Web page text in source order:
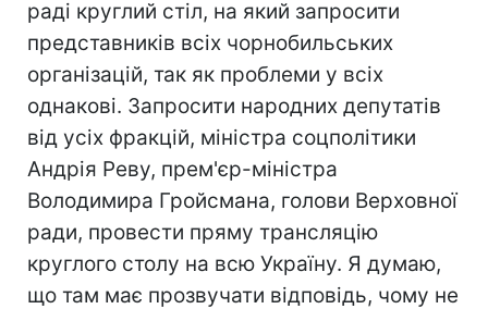
раді круглий стіл, на який запросити
представників всіх чорнобильських
організацій, так як проблеми у всіх
однакові. Запросити народних депутатів
від усіх фракцій, міністра соцполітики
Андрія Реву, прем'єр-міністра
Володимира Гройсмана, голови Верховної
ради, провести пряму трансляцію
круглого столу на всю Україну. Я думаю,
що там має прозвучати відповідь, чому не